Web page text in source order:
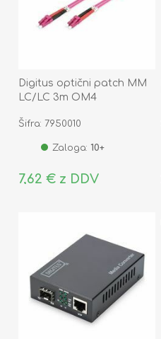
Digitus optični patch MM
LC/LC 3m OM4
Šifra: 7950010
Zaloga: 10+
7,62 € z DDV